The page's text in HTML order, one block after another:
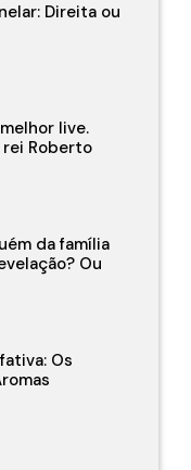
Direita ou
live.
rei Roberto
da família
Ou
Os